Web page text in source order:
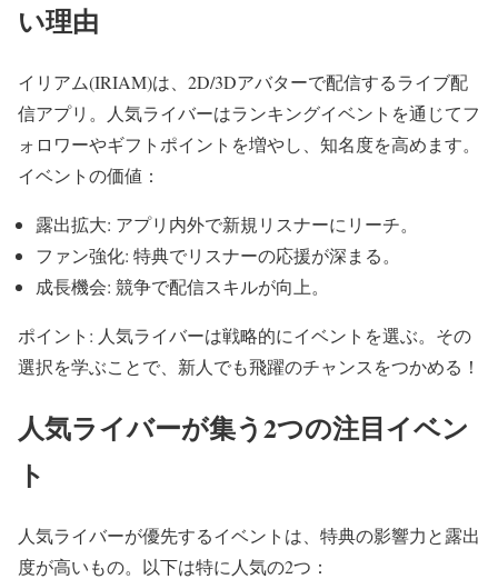
い理由
イリアム(IRIAM)は、2D/3Dアバターで配信するライブ配
信アプリ。人気ライバーはランキングイベントを通じてフ
ォロワーやギフトポイントを増やし、知名度を高めます。
イベントの価値：
露出拡大: アプリ内外で新規リスナーにリーチ。
ファン強化: 特典でリスナーの応援が深まる。
成長機会: 競争で配信スキルが向上。
ポイント: 人気ライバーは戦略的にイベントを選ぶ。その
選択を学ぶことで、新人でも飛躍のチャンスをつかめる！
人気ライバーが集う2つの注目イベン
ト
人気ライバーが優先するイベントは、特典の影響力と露出
度が高いもの。以下は特に人気の2つ：